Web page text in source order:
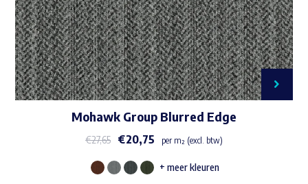
de
productpagina
Mohawk Group Blurred Edge
€27,65 €20,75 per m² (excl. btw)
Dit
+ meer kleuren